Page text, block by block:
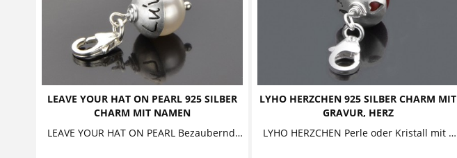
LEAVE YOUR HAT ON PEARL 925 SILBER
CHARM MIT NAMEN
LEAVE YOUR HAT ON PEARL Bezaubernder Namensanhänger mit Gravur, bestehend aus einer Perle, die ein Silberhütchen trägt. Das Hütchen kann mit...
LYHO HERZCHEN 925 SILBER CHARM MIT
GRAVUR, HERZ
LYHO HERZCHEN Perle oder Kristall mit Silberhütchen Dieser bezaubernde Charm mit Gravur besteht aus einer Perle mit einem Silberhütchen, auf...